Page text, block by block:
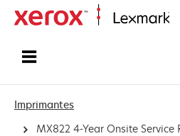
Imprimantes
MX822 4-Year Onsite Service